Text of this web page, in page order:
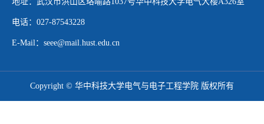
电话：027-87543228
E-Mail：seee@mail.hust.edu.cn
Copyright © 华中科技大学电气与电子工程学院 版权所有